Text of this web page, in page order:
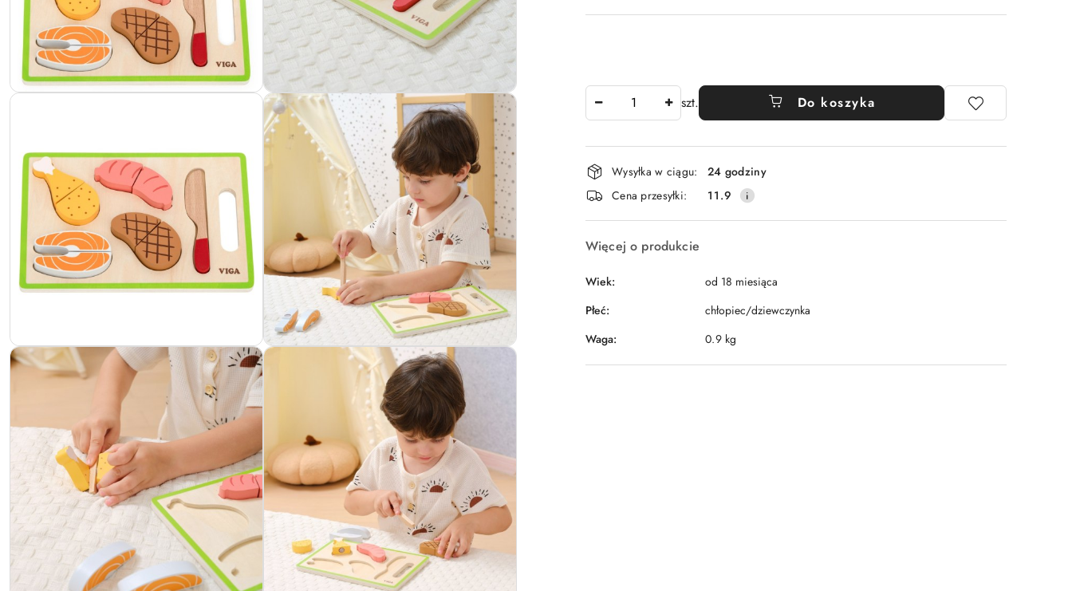
szt. Do koszyka
Dostępność
i
dostawa
Wysyłka w ciągu:
24 godziny
Cena przesyłki:
11.9
Więcej o produkcie
Wiek:
od 18 miesiąca
Płeć:
chłopiec/dziewczynka
Waga:
0.9 kg